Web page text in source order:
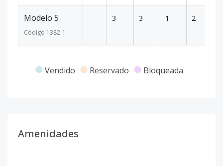
Modelo 5
Código 1382-1
- 3 3 1 2
Vendido Reservado Bloqueada
Amenidades